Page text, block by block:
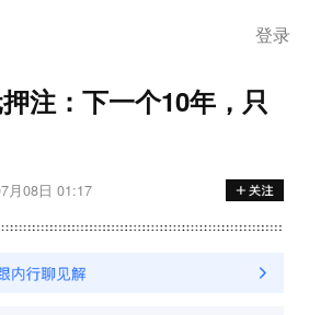
登录
注：下一个10年，只
月08日 01:17